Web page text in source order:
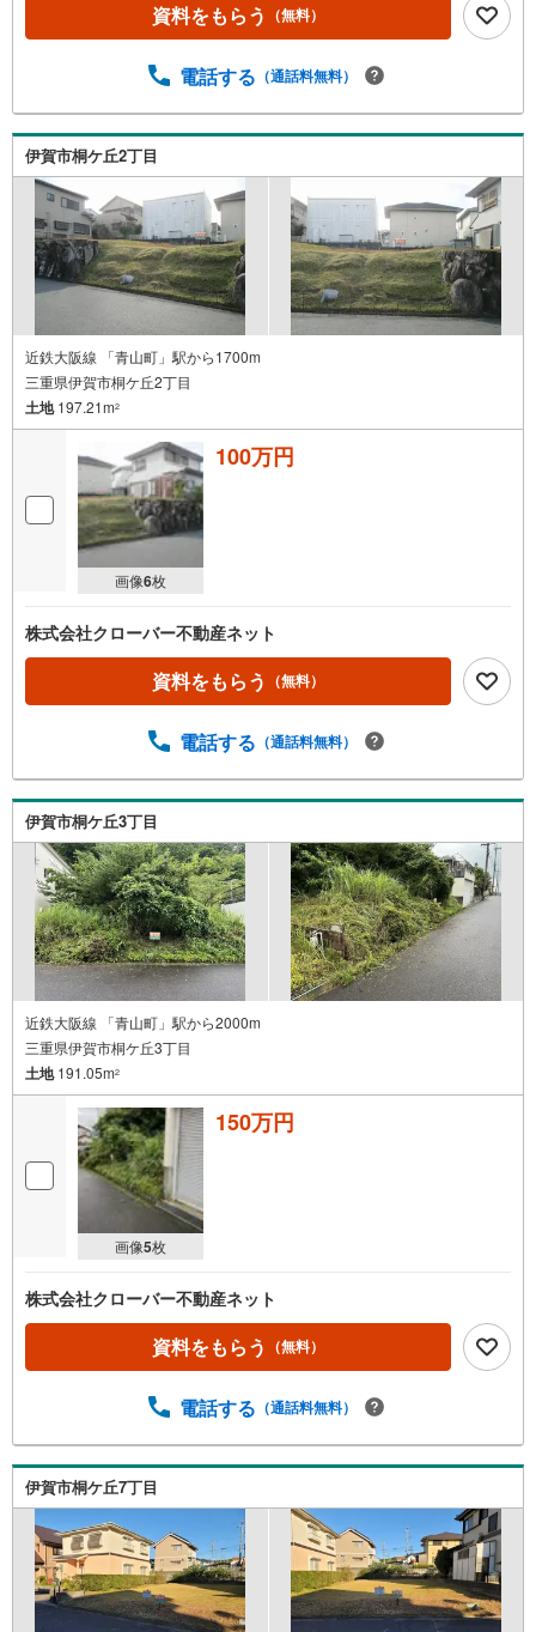
資料をもらう （無料）
電話する （通話料無料）
伊賀市桐ケ丘2丁目
近鉄大阪線 「青山町」駅から1700m
三重県伊賀市桐ケ丘2丁目
土地197.21m2
画像6枚
100万円
株式会社クローバー不動産ネット
資料をもらう （無料）
電話する （通話料無料）
伊賀市桐ケ丘3丁目
近鉄大阪線 「青山町」駅から2000m
三重県伊賀市桐ケ丘3丁目
土地191.05m2
画像5枚
150万円
株式会社クローバー不動産ネット
資料をもらう （無料）
電話する （通話料無料）
伊賀市桐ケ丘7丁目